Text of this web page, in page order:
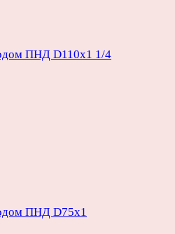
ПНД D110х1 1/4
ПНД D75х1